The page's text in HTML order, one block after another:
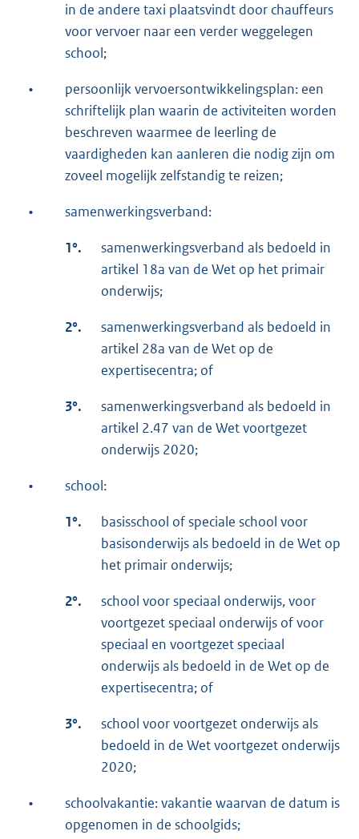
in de andere taxi plaatsvindt door chauffeurs
voor vervoer naar een verder weggelegen
school;
•
persoonlijk vervoersontwikkelingsplan: een
schriftelijk plan waarin de activiteiten worden
beschreven waarmee de leerling de
vaardigheden kan aanleren die nodig zijn om
zoveel mogelijk zelfstandig te reizen;
• samenwerkingsverband:
1°.
samenwerkingsverband als bedoeld in
artikel 18a van de Wet op het primair
onderwijs;
2°.
samenwerkingsverband als bedoeld in
artikel 28a van de Wet op de
expertisecentra; of
3°.
samenwerkingsverband als bedoeld in
artikel 2.47 van de Wet voortgezet
onderwijs 2020;
• school:
1°.
basisschool of speciale school voor
basisonderwijs als bedoeld in de Wet op
het primair onderwijs;
2°.
school voor speciaal onderwijs, voor
voortgezet speciaal onderwijs of voor
speciaal en voortgezet speciaal
onderwijs als bedoeld in de Wet op de
expertisecentra; of
3°.
school voor voortgezet onderwijs als
bedoeld in de Wet voortgezet onderwijs
2020;
•
schoolvakantie: vakantie waarvan de datum is
opgenomen in de schoolgids;